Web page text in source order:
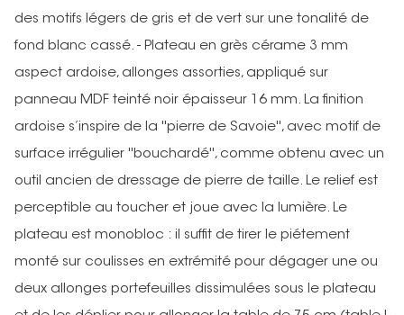
des motifs légers de gris et de vert sur une tonalité de
fond blanc cassé. - Plateau en grès cérame 3 mm
aspect ardoise, allonges assorties, appliqué sur
panneau MDF teinté noir épaisseur 16 mm. La finition
ardoise s’inspire de la ''pierre de Savoie'', avec motif de
surface irrégulier ''bouchardé'', comme obtenu avec un
outil ancien de dressage de pierre de taille. Le relief est
perceptible au toucher et joue avec la lumière. Le
plateau est monobloc : il suffit de tirer le piétement
monté sur coulisses en extrémité pour dégager une ou
deux allonges portefeuilles dissimulées sous le plateau